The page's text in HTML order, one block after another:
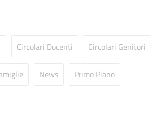
Circolari Docenti Circolari Genitori
News Primo Piano